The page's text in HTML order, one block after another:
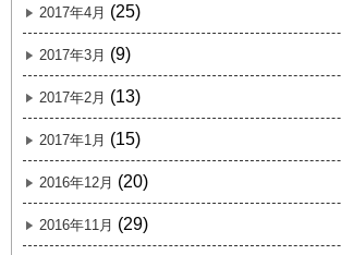
2017年4月 (25)
2017年3月 (9)
2017年2月 (13)
2017年1月 (15)
2016年12月 (20)
2016年11月 (29)